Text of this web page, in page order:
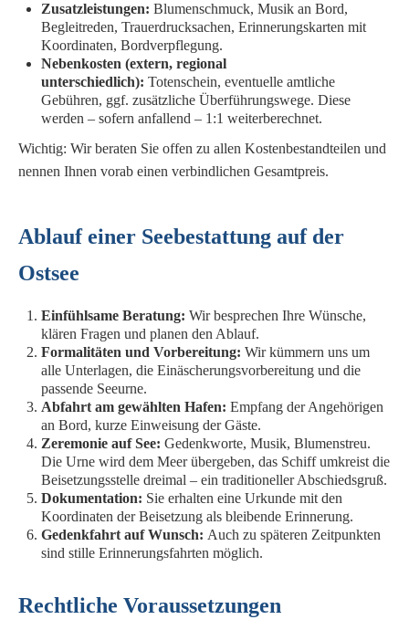
Zusatzleistungen: Blumenschmuck, Musik an Bord,
Begleitreden, Trauerdrucksachen, Erinnerungskarten mit
Koordinaten, Bordverpflegung.
Nebenkosten (extern, regional
unterschiedlich): Totenschein, eventuelle amtliche
Gebühren, ggf. zusätzliche Überführungswege. Diese
werden – sofern anfallend – 1:1 weiterberechnet.
Wichtig: Wir beraten Sie offen zu allen Kostenbestandteilen und
nennen Ihnen vorab einen verbindlichen Gesamtpreis.
Ablauf einer Seebestattung auf der
Ostsee
Einfühlsame Beratung: Wir besprechen Ihre Wünsche,
klären Fragen und planen den Ablauf.
Formalitäten und Vorbereitung: Wir kümmern uns um
alle Unterlagen, die Einäscherungsvorbereitung und die
passende Seeurne.
Abfahrt am gewählten Hafen: Empfang der Angehörigen
an Bord, kurze Einweisung der Gäste.
Zeremonie auf See: Gedenkworte, Musik, Blumenstreu.
Die Urne wird dem Meer übergeben, das Schiff umkreist die
Beisetzungsstelle dreimal – ein traditioneller Abschiedsgruß.
Dokumentation: Sie erhalten eine Urkunde mit den
Koordinaten der Beisetzung als bleibende Erinnerung.
Gedenkfahrt auf Wunsch: Auch zu späteren Zeitpunkten
sind stille Erinnerungsfahrten möglich.
Rechtliche Voraussetzungen